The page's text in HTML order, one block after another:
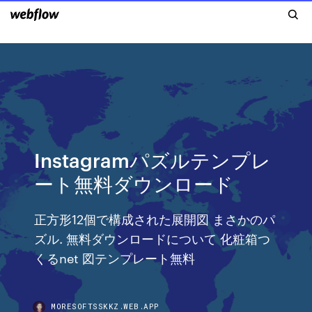
Instagramパズルテンプレ
ート無料ダウンロード
正方形12個で構成された展開図 まさかのパ
ズル. 無料ダウンロードについて 化粧箱つ
くるnet 図テンプレート無料
MORESOFTSSKKZ.WEB.APP